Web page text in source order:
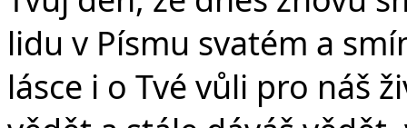
lidu v Písmu svatém a
lásce i o Tvé vůli pro náš